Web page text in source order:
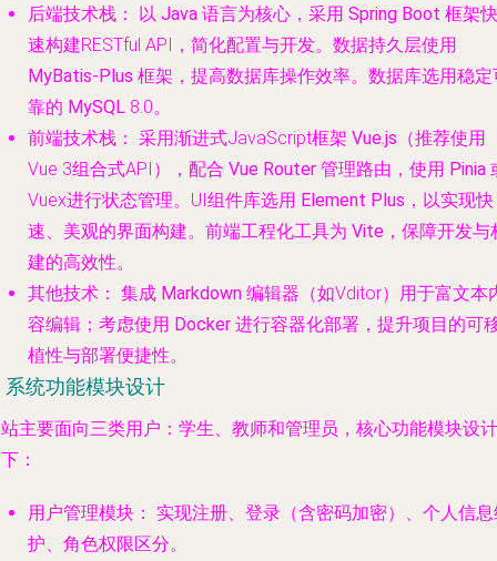
后端技术栈： 以 Java 语言为核心，采用 Spring Boot 框架快
速构建RESTful API，简化配置与开发。数据持久层使用
MyBatis-Plus 框架，提高数据库操作效率。数据库选用稳定
靠的 MySQL 8.0。
前端技术栈： 采用渐进式JavaScript框架 Vue.js （推荐使用
Vue 3组合式API），配合 Vue Router 管理路由，使用 Pinia
Vuex进行状态管理。UI组件库选用 Element Plus ，以实现快
速、美观的界面构建。前端工程化工具为 Vite ，保障开发与
建的高效性。
其他技术： 集成 Markdown 编辑器（如Vditor）用于富文本
容编辑；考虑使用 Docker 进行容器化部署，提升项目的可
植性与部署便捷性。
系统功能模块设计
主要面向三类用户：学生、教师和管理员，核心功能模块设计
：
用户管理模块：
实现注册、登录（含密码加密）、个人信
护、角色权限区分。